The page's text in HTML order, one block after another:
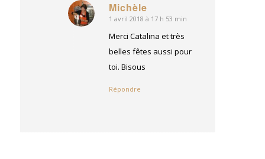
Michèle
dit
1 avril 2018 à 17 h 53 min
Merci Catalina et très
belles fêtes aussi pour
toi. Bisous
Répondre